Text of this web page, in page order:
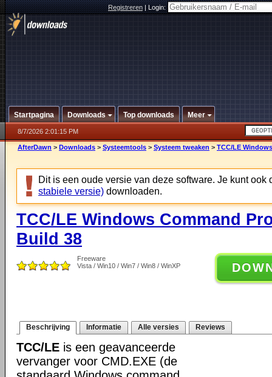
Registreren|Login:
Startpagina Downloads Top downloads Meer
8/7/2026 2:01:15 PM
AfterDawn > Downloads > Systeemtools > Systeem tweaken > TCC/LE
Dit is een oude versie van deze software. Je kunt ook
stabiele versie) downloaden.
TCC/LE Windows Command
Build 38
Freeware
Vista / Win10 / Win7 / Win8 / WinXP
Beschrijving Informatie Alle versies Reviews
TCC/LE is een geavanceerde
vervanger voor CMD.EXE (de